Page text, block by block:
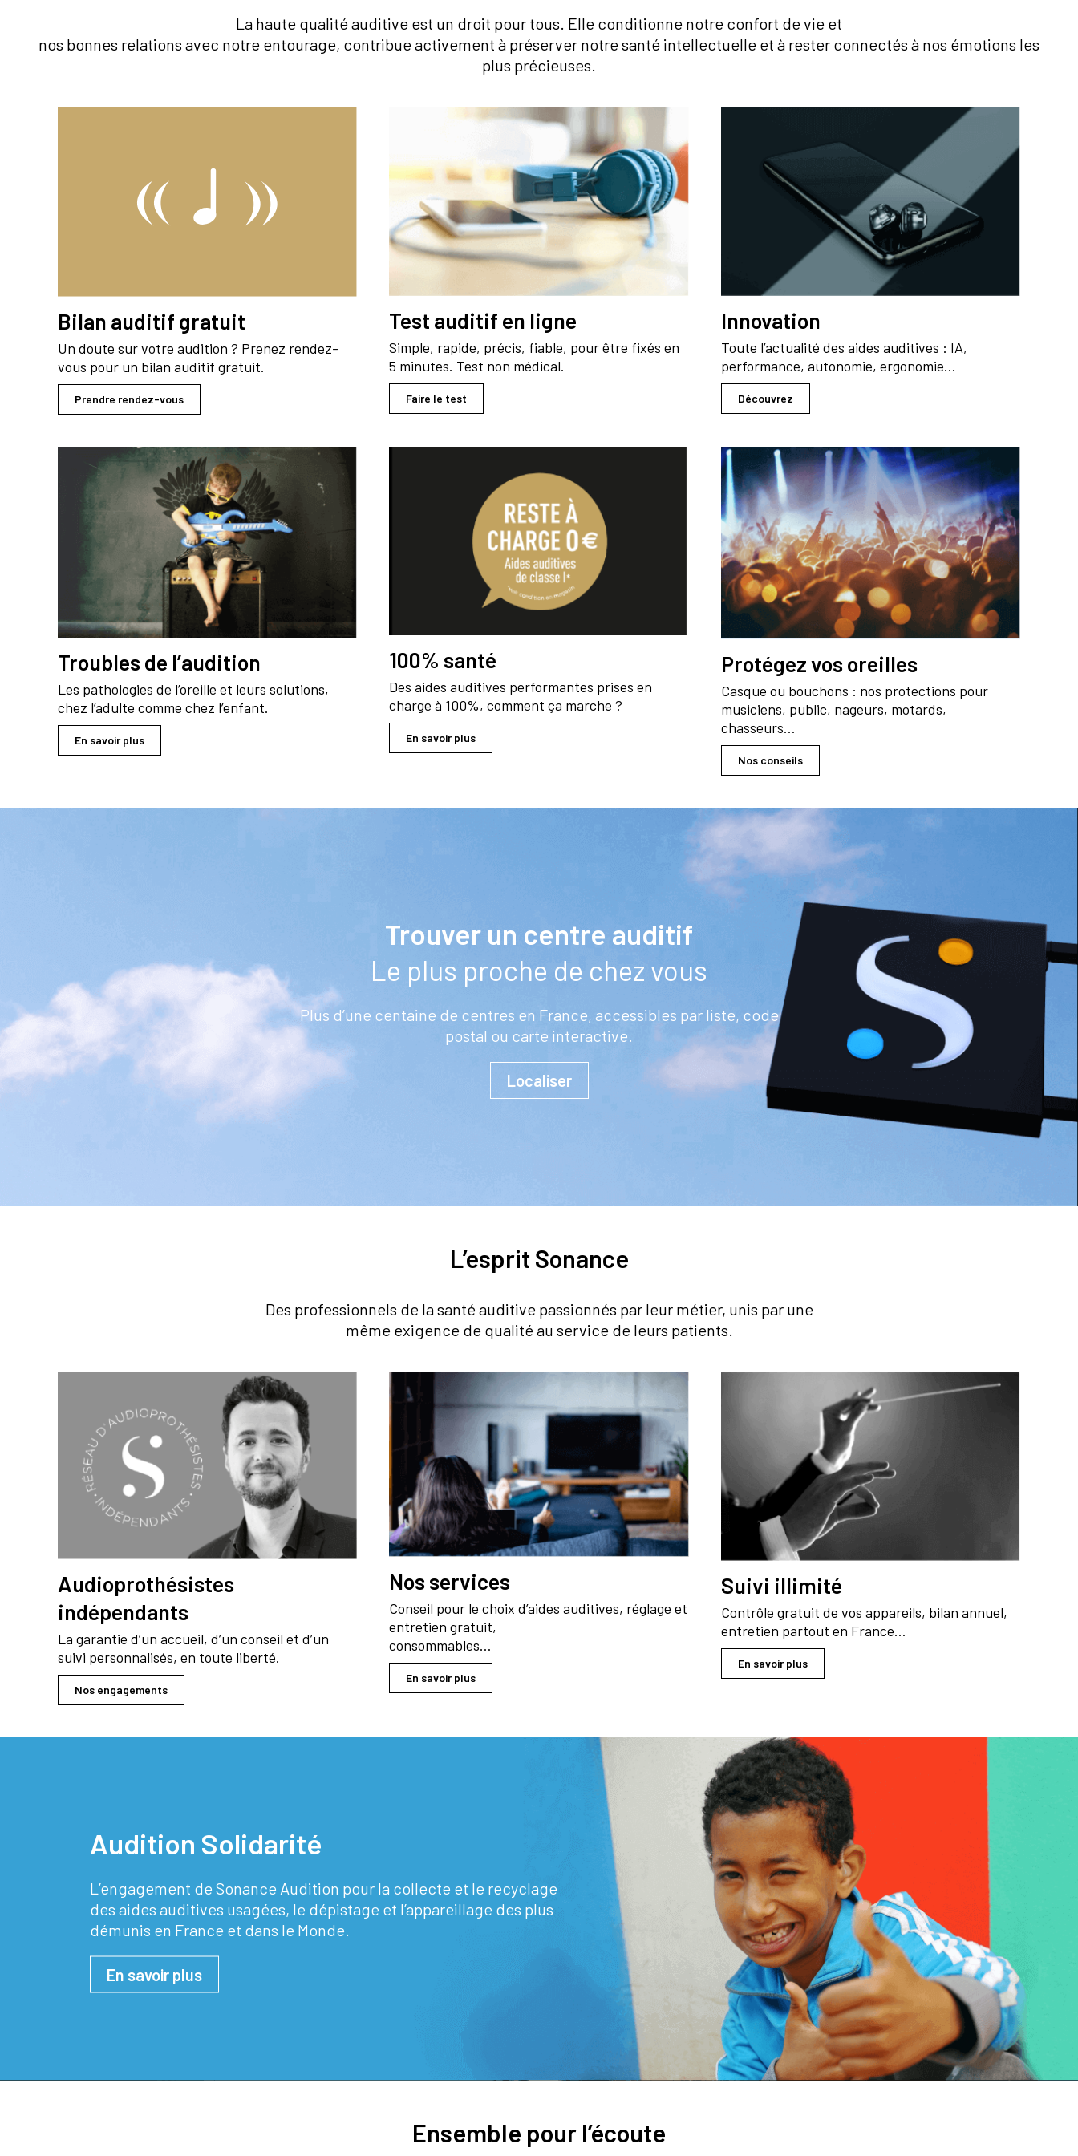
La haute qualité auditive est un droit pour tous. Elle conditionne notre confort de vie et
nos bonnes relations avec notre entourage, contribue activement à préserver notre santé intellectuelle et à rester connectés à nos émotions les
plus précieuses.
Bilan auditif gratuit
Un doute sur votre audition ? Prenez rendez-
vous pour un bilan auditif gratuit.
Prendre rendez-vous
Test auditif en ligne
Simple, rapide, précis, fiable, pour être fixés en
5 minutes. Test non médical.
Faire le test
Innovation
Toute l’actualité des aides auditives : IA,
performance, autonomie, ergonomie…
Découvrez
Troubles de l’audition
Les pathologies de l’oreille et leurs solutions,
chez l’adulte comme chez l’enfant.
En savoir plus
100% santé
Des aides auditives performantes prises en
charge à 100%, comment ça marche ?
En savoir plus
Protégez vos oreilles
Casque ou bouchons : nos protections pour
musiciens, public, nageurs, motards,
chasseurs…
Nos conseils
Trouver un centre auditif
Le plus proche de chez vous
Plus d’une centaine de centres en France, accessibles par liste, code
postal ou carte interactive.
Localiser
L’esprit Sonance
Des professionnels de la santé auditive passionnés par leur métier, unis par une
même exigence de qualité au service de leurs patients.
Audioprothésistes
indépendants
La garantie d’un accueil, d’un conseil et d’un
suivi personnalisés, en toute liberté.
Nos engagements
Nos services
Conseil pour le choix d’aides auditives, réglage et
entretien gratuit,
consommables…
En savoir plus
Suivi illimité
Contrôle gratuit de vos appareils, bilan annuel,
entretien partout en France…
En savoir plus
Audition Solidarité
L’engagement de Sonance Audition pour la collecte et le recyclage
des aides auditives usagées, le dépistage et l’appareillage des plus
démunis en France et dans le Monde.
En savoir plus
Ensemble pour l’écoute